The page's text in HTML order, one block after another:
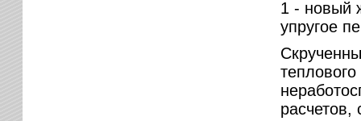
1 - новый
упругое
расчетов,